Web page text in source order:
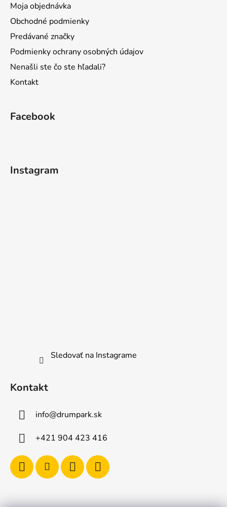
Moja objednávka
Obchodné podmienky
Predávané značky
Podmienky ochrany osobných údajov
Nenašli ste čo ste hľadali?
Kontakt
Facebook
Instagram
Sledovať na Instagrame
Kontakt
info@drumpark.sk
+421 904 423 416